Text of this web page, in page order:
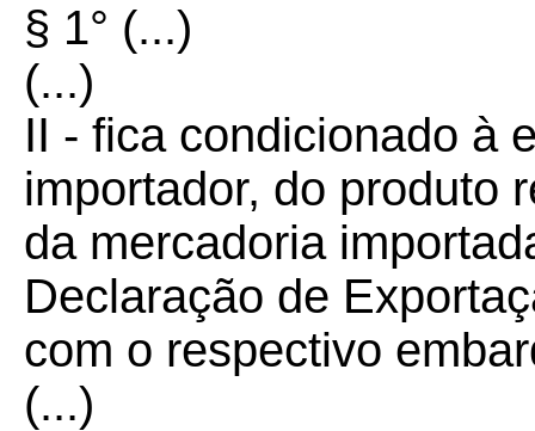
§ 1° (...)
(...)
II - fica condicionado à
importador, do produto
da mercadoria
Declaração de
com o respectivo
(...)